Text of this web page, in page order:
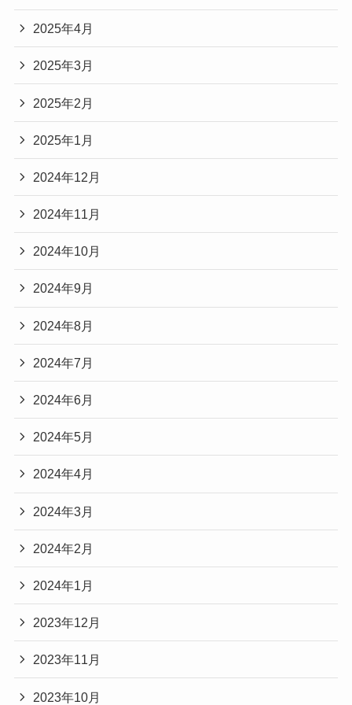
2025年4月
2025年3月
2025年2月
2025年1月
2024年12月
2024年11月
2024年10月
2024年9月
2024年8月
2024年7月
2024年6月
2024年5月
2024年4月
2024年3月
2024年2月
2024年1月
2023年12月
2023年11月
2023年10月